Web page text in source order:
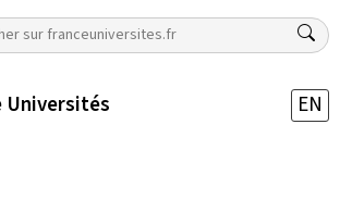
Universités EN